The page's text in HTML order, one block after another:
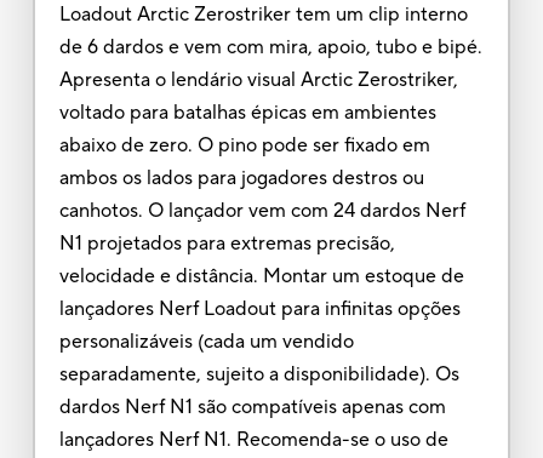
Loadout Arctic Zerostriker tem um clip interno
de 6 dardos e vem com mira, apoio, tubo e bipé.
Apresenta o lendário visual Arctic Zerostriker,
voltado para batalhas épicas em ambientes
abaixo de zero. O pino pode ser fixado em
ambos os lados para jogadores destros ou
canhotos. O lançador vem com 24 dardos Nerf
N1 projetados para extremas precisão,
velocidade e distância. Montar um estoque de
lançadores Nerf Loadout para infinitas opções
personalizáveis (cada um vendido
separadamente, sujeito a disponibilidade). Os
dardos Nerf N1 são compatíveis apenas com
lançadores Nerf N1. Recomenda-se o uso de